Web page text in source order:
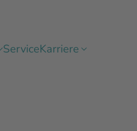
ServiceKarriere